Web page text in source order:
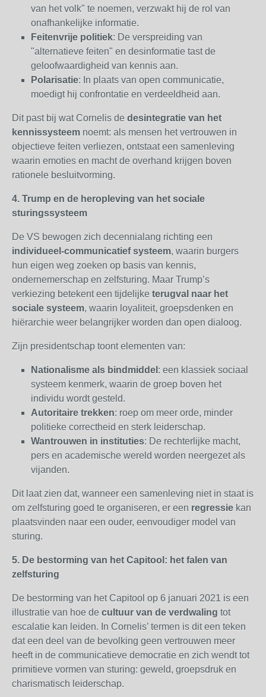
van het volk" te noemen, verzwakt hij de rol van
onafhankelijke informatie.
Feitenvrije politiek: De verspreiding van
"alternatieve feiten" en desinformatie tast de
geloofwaardigheid van kennis aan.
Polarisatie: In plaats van open communicatie,
moedigt hij confrontatie en verdeeldheid aan.
Dit past bij wat Cornelis de desintegratie van het
kennissysteem noemt: als mensen het vertrouwen in
objectieve feiten verliezen, ontstaat een samenleving
waarin emoties en macht de overhand krijgen boven
rationele besluitvorming.
4. Trump en de heropleving van het sociale
sturingssysteem
De VS bewogen zich decennialang richting een
individueel-communicatief systeem, waarin burgers
hun eigen weg zoeken op basis van kennis,
ondernemerschap en zelfsturing. Maar Trump’s
verkiezing betekent een tijdelijke terugval naar het
sociale systeem, waarin loyaliteit, groepsdenken en
hiërarchie weer belangrijker worden dan open dialoog.
Zijn presidentschap toont elementen van:
Nationalisme als bindmiddel : een klassiek sociaal
systeem kenmerk, waarin de groep boven het
individu wordt gesteld.
Autoritaire trekken: roep om meer orde, minder
politieke correctheid en sterk leiderschap.
Wantrouwen in instituties: De rechterlijke macht,
pers en academische wereld worden neergezet als
vijanden.
Dit laat zien dat, wanneer een samenleving niet in staat is
om zelfsturing goed te organiseren, er een regressie kan
plaatsvinden naar een ouder, eenvoudiger model van
sturing.
5. De bestorming van het Capitool: het falen van
zelfsturing
De bestorming van het Capitool op 6 januari 2021 is een
illustratie van hoe de cultuur van de verdwaling tot
escalatie kan leiden. In Cornelis’ termen is dit een teken
dat een deel van de bevolking geen vertrouwen meer
heeft in de communicatieve democratie en zich wendt tot
primitieve vormen van sturing: geweld, groepsdruk en
charismatisch leiderschap.